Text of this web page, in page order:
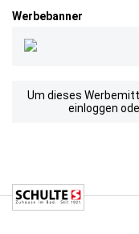
Werbebanner
Um dieses
einloggen